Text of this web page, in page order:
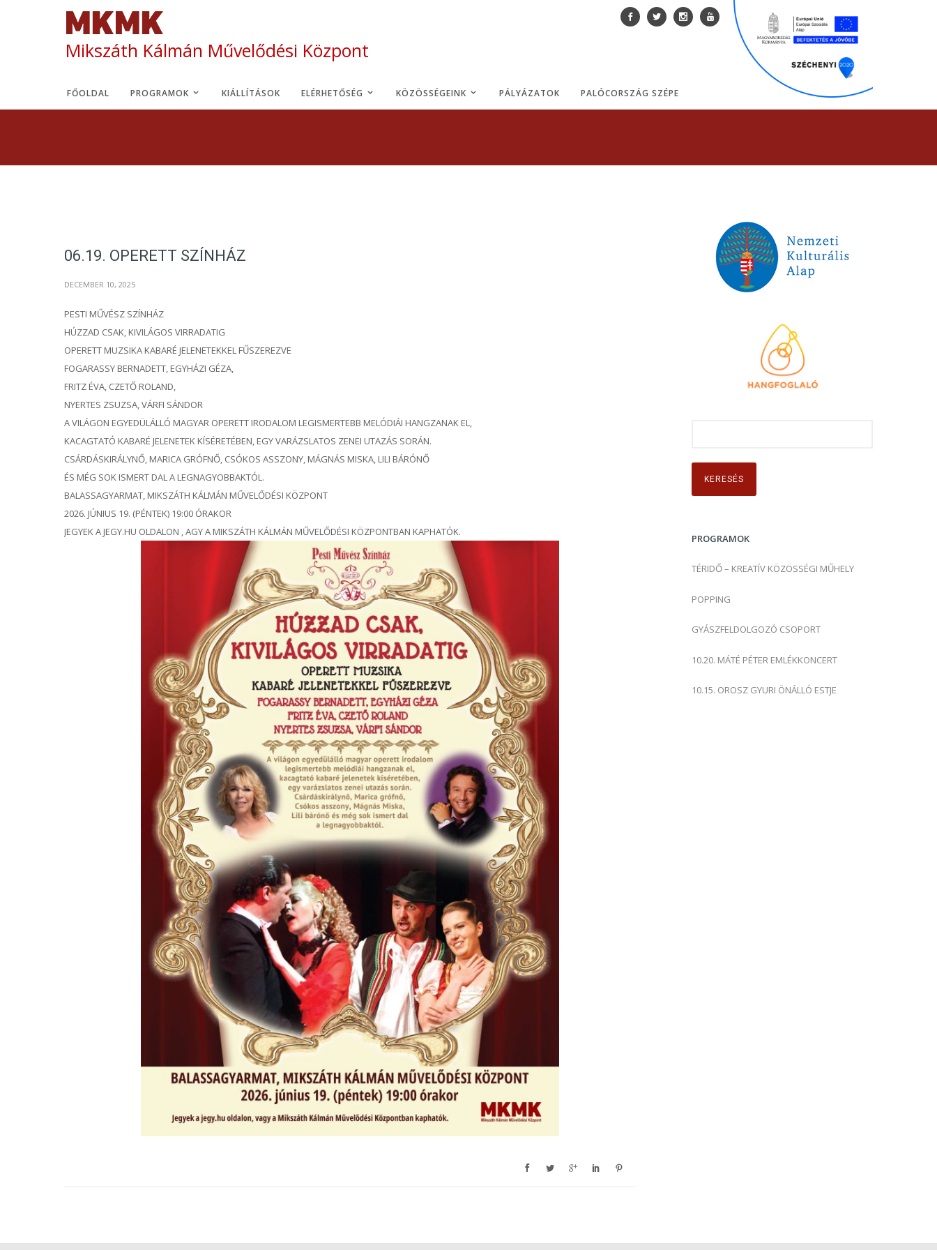
Mikszáth Kálmán Művelődési Központ
FŐOLDAL PROGRAMOK KIÁLLÍTÁSOK ELÉRHETŐSÉG KÖZÖSSÉGEINK PÁLYÁZATOK PALÓCORSZÁG SZÉPE
06.19. OPERETT SZÍNHÁZ
DECEMBER 10, 2025
PESTI MŰVÉSZ SZÍNHÁZ
HÚZZAD CSAK, KIVILÁGOS VIRRADATIG
OPERETT MUZSIKA KABARÉ JELENETEKKEL FŰSZEREZVE
FOGARASSY BERNADETT, EGYHÁZI GÉZA,
FRITZ ÉVA, CZETŐ ROLAND,
NYERTES ZSUZSA, VÁRFI SÁNDOR
A VILÁGON EGYEDÜLÁLLÓ MAGYAR OPERETT IRODALOM LEGISMERTEBB MELÓDIÁI HANGZANAK EL,
KACAGTATÓ KABARÉ JELENETEK KÍSÉRETÉBEN, EGY VARÁZSLATOS ZENEI UTAZÁS SORÁN.
CSÁRDÁSKIRÁLYNŐ, MARICA GRÓFNŐ, CSÓKOS ASSZONY, MÁGNÁS MISKA, LILI BÁRÓNŐ
ÉS MÉG SOK ISMERT DAL A LEGNAGYOBBAKTÓL.
BALASSAGYARMAT, MIKSZÁTH KÁLMÁN MŰVELŐDÉSI KÖZPONT
2026. JÚNIUS 19. (PÉNTEK) 19:00 ÓRAKOR
JEGYEK A JEGY.HU OLDALON , AGY A MIKSZÁTH KÁLMÁN MŰVELŐDÉSI KÖZPONTBAN KAPHATÓK.
r
s
:PROGRAMOK
TÉRIDŐ – KREATÍV KÖZÖSSÉGI MŰHELY
POPPING
GYÁSZFELDOLGOZÓ CSOPORT
10.20. MÁTÉ PÉTER EMLÉKKONCERT
10.15. OROSZ GYURI ÖNÁLLÓ ESTJE